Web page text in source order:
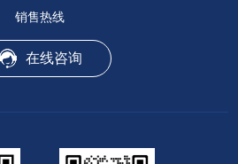
销售热线
在线咨询